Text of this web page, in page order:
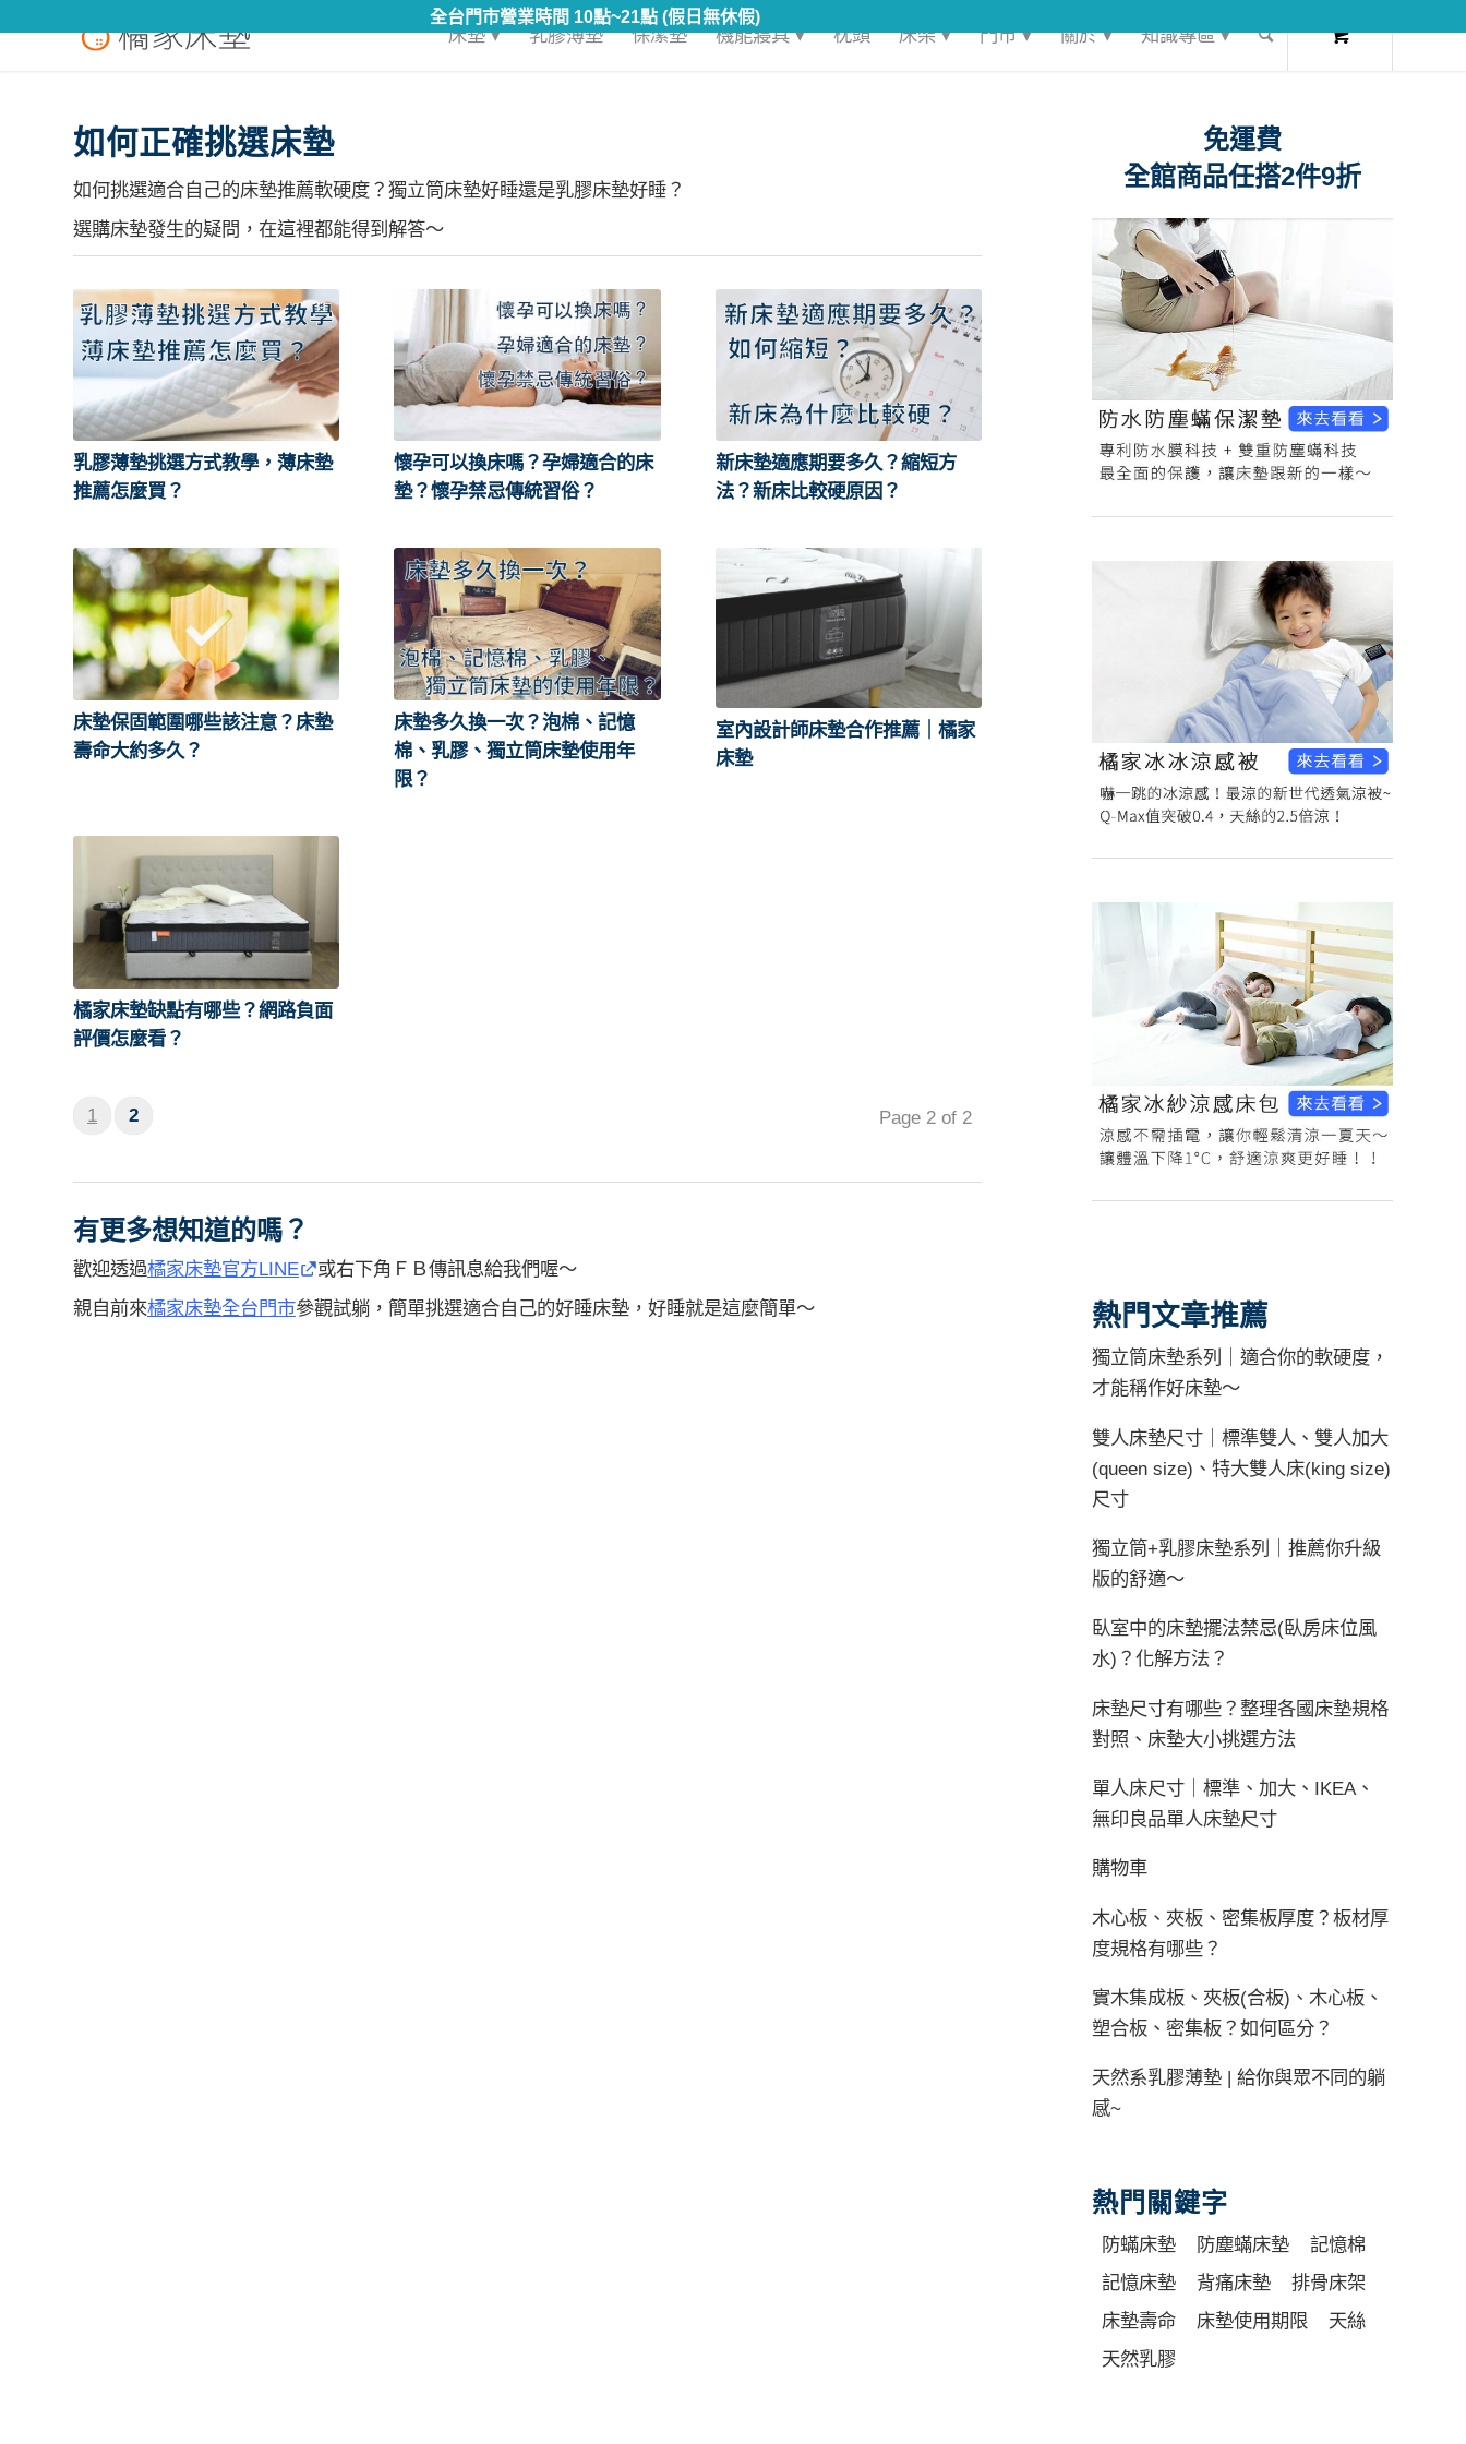
床墊 ▾ 乳膠薄墊 保潔墊 機能寢具 ▾ 枕頭 床架 ▾ 門市 ▾ 關於 ▾ 知識專區 ▾
如何正確挑選床墊
如何挑選適合自己的床墊推薦軟硬度？獨立筒床墊好睡還是乳膠床墊好睡？
選購床墊發生的疑問，在這裡都能得到解答～
乳膠薄墊挑選方式教學，薄床墊
推薦怎麼買？
懷孕可以換床嗎？孕婦適合的床
墊？懷孕禁忌傳統習俗？
新床墊適應期要多久？縮短方
法？新床比較硬原因？
床墊保固範圍哪些該注意？床墊
壽命大約多久？
床墊多久換一次？泡棉、記憶
棉、乳膠、獨立筒床墊使用年
限？
室內設計師床墊合作推薦｜橘家
床墊
橘家床墊缺點有哪些？網路負面
評價怎麼看？
Page 2 of 2
1 2
有更多想知道的嗎？
歡迎透過橘家床墊官方LINE
或右下角ＦＢ傳訊息給我們喔～
親自前來橘家床墊全台門市參觀試躺，簡單挑選適合自己的好睡床墊，好睡就是這麼簡單～
免運費
全館商品任搭2件9折
熱門文章推薦
獨立筒床墊系列｜適合你的軟硬度，
才能稱作好床墊～
雙人床墊尺寸｜標準雙人、雙人加大
(queen size)、特大雙人床(king size)
尺寸
獨立筒+乳膠床墊系列｜推薦你升級
版的舒適～
臥室中的床墊擺法禁忌(臥房床位風
水)？化解方法？
床墊尺寸有哪些？整理各國床墊規格
對照、床墊大小挑選方法
單人床尺寸｜標準、加大、IKEA、
無印良品單人床墊尺寸
購物車
木心板、夾板、密集板厚度？板材厚
度規格有哪些？
實木集成板、夾板(合板)、木心板、
塑合板、密集板？如何區分？
天然系乳膠薄墊 | 給你與眾不同的躺
感~
熱門關鍵字
防蟎床墊 防塵蟎床墊
記憶棉
記憶床墊
背痛床墊
排骨床架
床墊壽命
床墊使用期限
天絲
天然乳膠